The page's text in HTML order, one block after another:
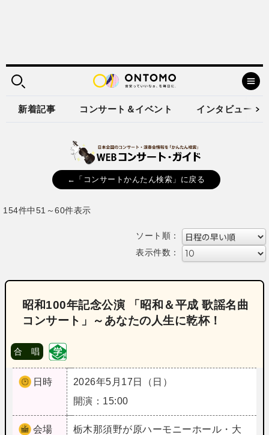
新着記事 コンサート＆イベント インタビュー
←「コンサートかんたん検索」に戻る
154件中51～60件表示
ソート順：
表示件数：
昭和100年記念公演 「昭和＆平成 歌謡名曲
コンサート」～あなたの人生に乾杯！
合 唱
日時
2026年5月17日（日）
開演：15:00
会場 栃木那須野が原ハーモニーホール・大